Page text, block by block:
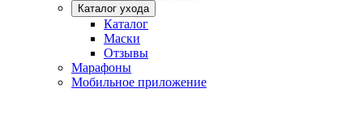
Каталог ухода
Каталог
Маски
Отзывы
Марафоны
Мобильное приложение